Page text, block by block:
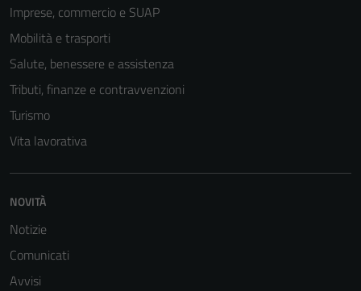
Imprese, commercio e SUAP
Mobilità e trasporti
Salute, benessere e assistenza
Tributi, finanze e contravvenzioni
Turismo
Vita lavorativa
NOVITÀ
Notizie
Comunicati
Avvisi